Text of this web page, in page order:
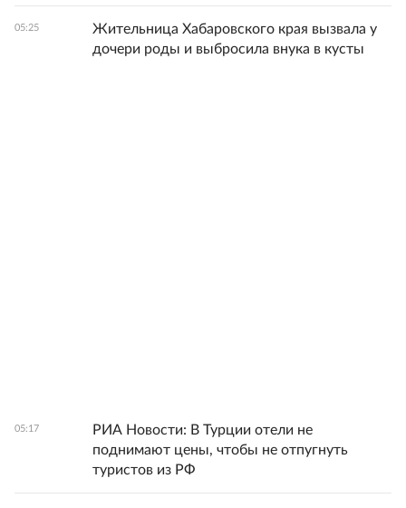
05:25
Жительница Хабаровского края вызвала у
дочери роды и выбросила внука в кусты
05:17
РИА Новости: В Турции отели не
поднимают цены, чтобы не отпугнуть
туристов из РФ